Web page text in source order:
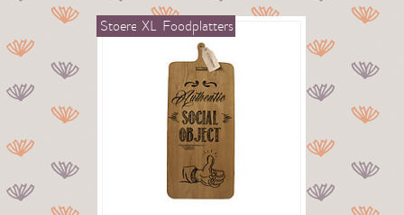
Stoere XL Foodplatters